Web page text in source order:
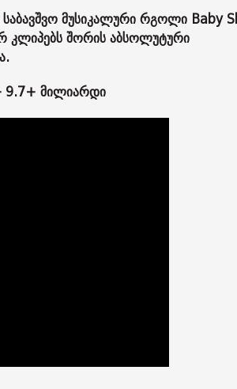
მუსიკალური რგოლი Baby
კლიპებს შორის აბსოლუტური
9.7+ მილიარდი